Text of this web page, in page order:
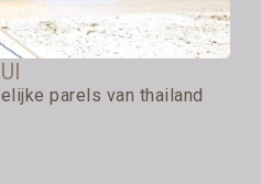
parels van thailand